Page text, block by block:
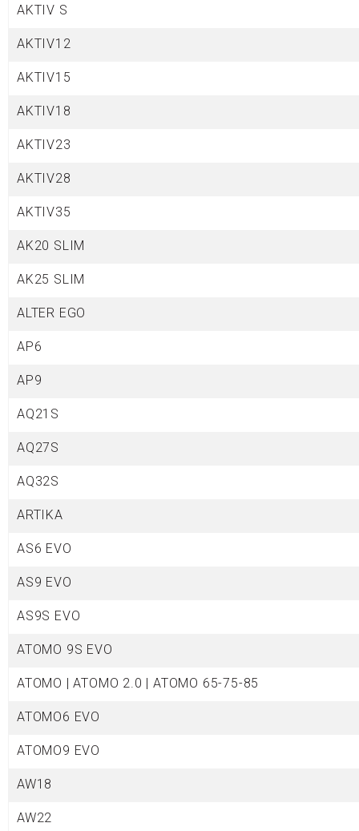
AKTIV S
AKTIV12
AKTIV15
AKTIV18
AKTIV23
AKTIV28
AKTIV35
AK20 SLIM
AK25 SLIM
ALTER EGO
AP6
AP9
AQ21 S
AQ27S
AQ32S
ARTIKA
AS6 EVO
AS9 EVO
AS9S EVO
ATOMO 9S EVO
ATOMO | ATOMO 2.0 | ATOMO 65-75-85
ATOMO6 EVO
ATOMO9 EVO
AW18
AW22